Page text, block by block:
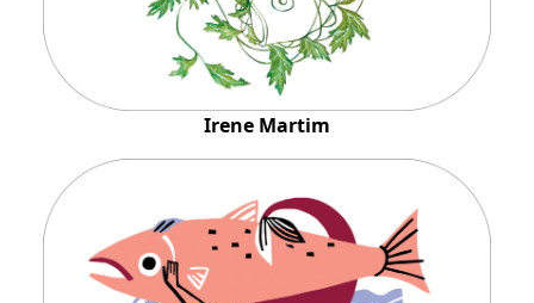
Irene Martim